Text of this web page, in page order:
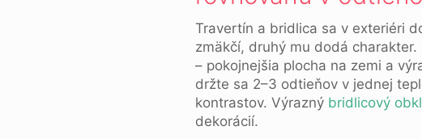
Travertín a bridlica sa v exteriéri
zmäkčí, druhý mu dodá
– pokojnejšia plocha na zemi a
držte sa 2–3 odtieňov v jednej
kontrastov. Výrazný bridlicový
dekorácií.